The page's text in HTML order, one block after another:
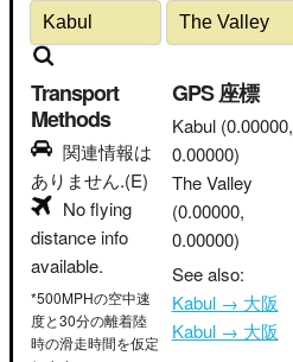
Transport
Methods
関連情報は
ありません.(E)
No flying
distance info
available.
*500MPHの空中速
度と30分の離着陸
時の滑走時間を仮定
GPS 座標
Kabul (0.00000,
0.00000)
The Valley
(0.00000,
0.00000)
See also:
Kabul → 大阪
Kabul → 大阪